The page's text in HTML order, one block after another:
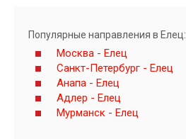
Популярные направления в Елец:
Москва - Елец
Санкт-Петербург - Елец
Анапа - Елец
Адлер - Елец
Мурманск - Елец